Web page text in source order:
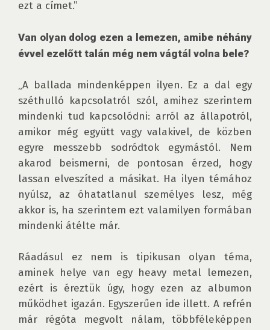
ezt a címet.”
Van olyan dolog ezen a lemezen, amibe néhány
évvel ezelőtt talán még nem vágtál volna bele?
„A ballada mindenképpen ilyen. Ez a dal egy
széthulló kapcsolatról szól, amihez szerintem
mindenki tud kapcsolódni: arról az állapotról,
amikor még együtt vagy valakivel, de közben
egyre messzebb sodródtok egymástól. Nem
akarod beismerni, de pontosan érzed, hogy
lassan elveszíted a másikat. Ha ilyen témához
nyúlsz, az óhatatlanul személyes lesz, még
akkor is, ha szerintem ezt valamilyen formában
mindenki átélte már.
Ráadásul ez nem is tipikusan olyan téma,
aminek helye van egy heavy metal lemezen,
ezért is éreztük úgy, hogy ezen az albumon
működhet igazán. Egyszerűen ide illett. A refrén
már régóta megvolt nálam, többféleképpen